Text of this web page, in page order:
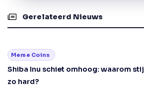
Gerelateerd Nieuws
Meme Coins
Shiba Inu schiet omhoog: waarom
zo hard?